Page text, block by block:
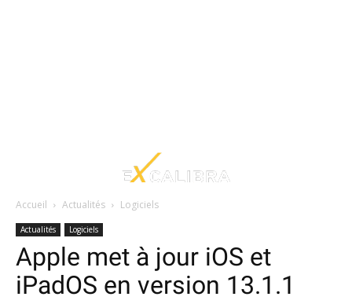
Accueil Actualités Logiciels
Actualités Logiciels
Apple met à jour iOS et
iPadOS en version 13.1.1